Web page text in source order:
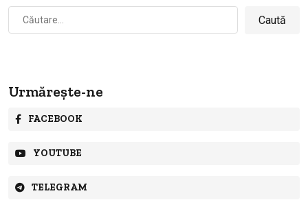
după:
Urmărește-ne
FACEBOOK
YOUTUBE
TELEGRAM